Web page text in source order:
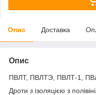
Опис Доставка
Опис
ПВЛТ, ПВЛТЭ, ПВЛТ-1,
Дроти з ізоляцією з